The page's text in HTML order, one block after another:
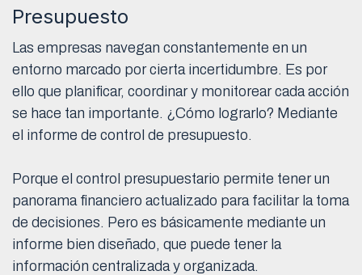
Presupuesto
Las empresas navegan constantemente en un
entorno marcado por cierta incertidumbre. Es por
ello que planificar, coordinar y monitorear cada acción
se hace tan importante. ¿Cómo lograrlo? Mediante
el informe de control de presupuesto.
Porque el control presupuestario permite tener un
panorama financiero actualizado para facilitar la toma
de decisiones. Pero es básicamente mediante un
informe bien diseñado, que puede tener la
información centralizada y organizada.